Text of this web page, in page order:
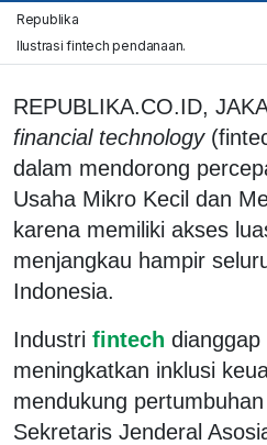
Republika
Ilustrasi fintech pendanaan.
REPUBLIKA.CO.ID,
financial technology
dalam mendorong
Usaha Mikro Kecil dan
karena memiliki akses
menjangkau hampir
Indonesia.
Industri fintech dianggap
meningkatkan inklusi
mendukung
Sekretaris Jenderal